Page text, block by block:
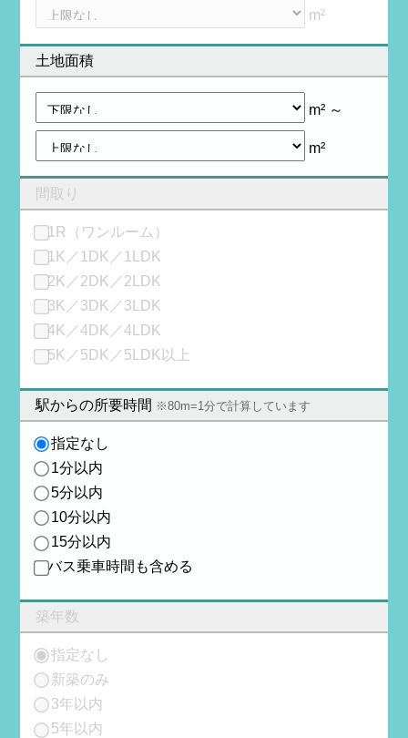
m²
土地面積
m² ～
m²
間取り
1R（ワンルーム）
1K／1DK／1LDK
2K／2DK／2LDK
3K／3DK／3LDK
4K／4DK／4LDK
5K／5DK／5LDK以上
駅からの所要時間 ※80m=1分で計算しています
指定なし
1分以内
5分以内
10分以内
15分以内
バス乗車時間も含める
築年数
指定なし
新築のみ
3年以内
5年以内